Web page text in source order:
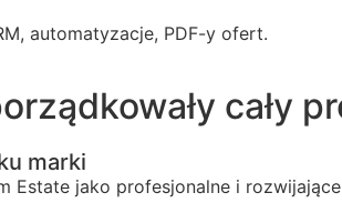
automatyzacje, PDF-y ofert.
cały
marki
Estate jako profesjonalne i